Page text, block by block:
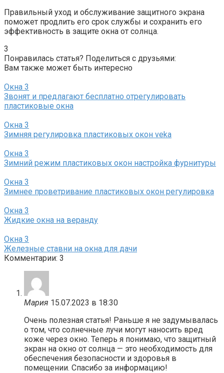
Правильный уход и обслуживание защитного экрана
поможет продлить его срок службы и сохранить его
эффективность в защите окна от солнца.
3
Понравилась статья? Поделиться с друзьями:
Вам также может быть интересно
Окна 3
Звонят и предлагают бесплатно отрегулировать
пластиковые окна
Окна 3
Зимняя регулировка пластиковых окон veka
Окна 3
Зимний режим пластиковых окон настройка фурнитуры
Окна 3
Зимнее проветривание пластиковых окон регулировка
Окна 3
Жидкие окна на веранду
Окна 3
Железные ставни на окна для дачи
Комментарии: 3
Мария 15.07.2023 в 18:30
Очень полезная статья! Раньше я не задумывалась
о том, что солнечные лучи могут наносить вред
коже через окно. Теперь я понимаю, что защитный
экран на окно от солнца — это необходимость для
обеспечения безопасности и здоровья в
помещении. Спасибо за информацию!